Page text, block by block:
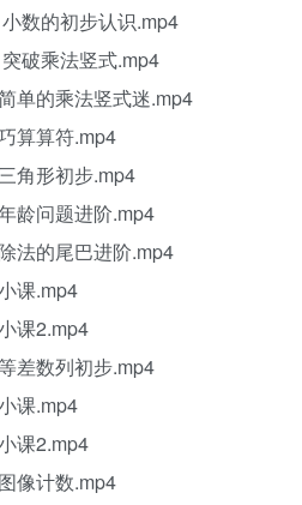
数的初步认识.mp4
破乘法竖式.mp4
单的乘法竖式迷.mp4
算算符.mp4
角形初步.mp4
龄问题进阶.mp4
法的尾巴进阶.mp4
课.mp4
课2.mp4
差数列初步.mp4
课.mp4
课2.mp4
像计数.mp4